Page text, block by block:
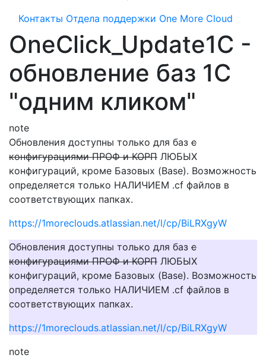
Контакты Отдела поддержки One More Cloud
OneClick_Update1C -
обновление баз 1С
"одним кликом"
note
Обновления доступны только для баз с
конфигурациями ПРОФ и КОРП ЛЮБЫХ
конфигураций, кроме Базовых (Base). Возможность
определяется только НАЛИЧИЕМ .cf файлов в
соответствующих папках.
https://1moreclouds.atlassian.net/l/cp/BiLRXgyW
Обновления доступны только для баз с
конфигурациями ПРОФ и КОРП ЛЮБЫХ
конфигураций, кроме Базовых (Base). Возможность
определяется только НАЛИЧИЕМ .cf файлов в
соответствующих папках.
https://1moreclouds.atlassian.net/l/cp/BiLRXgyW
note